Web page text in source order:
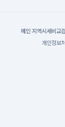
메인 지역시세 비교
개인정보